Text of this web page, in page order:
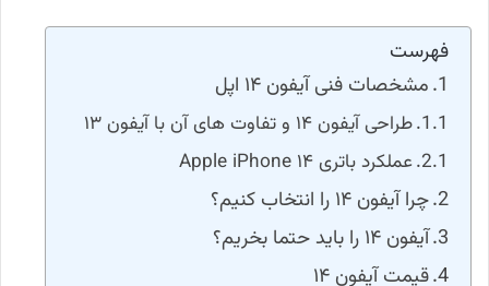
فهرست
مشخصات فنی آیفون ۱۴ اپل
طراحی آیفون ۱۴ و تفاوت های آن با آیفون ۱۳
عملکرد باتری Apple iPhone ۱۴
چرا آیفون ۱۴ را انتخاب کنیم؟
آیفون ۱۴ را باید حتما بخریم؟
قیمت آیفون ۱۴